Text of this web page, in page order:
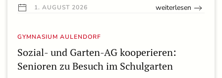
1. AUGUST 2026 weiterlesen
GYMNASIUM AULENDORF
Sozial- und Garten-AG kooperieren:
Senioren zu Besuch im Schulgarten